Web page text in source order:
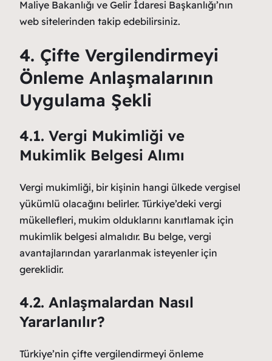
Maliye Bakanlığı ve Gelir İdaresi Başkanlığı’nın
web sitelerinden takip edebilirsiniz.
4. Çifte Vergilendirmeyi
Önleme Anlaşmalarının
Uygulama Şekli
4.1. Vergi Mukimliği ve
Mukimlik Belgesi Alımı
Vergi mukimliği, bir kişinin hangi ülkede vergisel
yükümlü olacağını belirler. Türkiye’deki vergi
mükellefleri, mukim olduklarını kanıtlamak için
mukimlik belgesi almalıdır. Bu belge, vergi
avantajlarından yararlanmak isteyenler için
gereklidir.
4.2. Anlaşmalardan Nasıl
Yararlanılır?
Türkiye’nin çifte vergilendirmeyi önleme